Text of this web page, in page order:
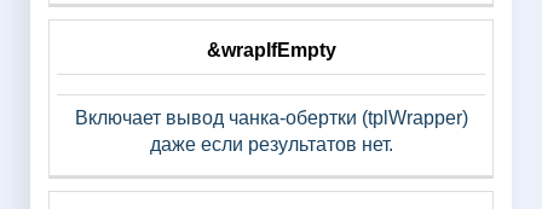
&wrapIfEmpty
Включает вывод чанка-обертки (tplWrapper)
даже если результатов нет.